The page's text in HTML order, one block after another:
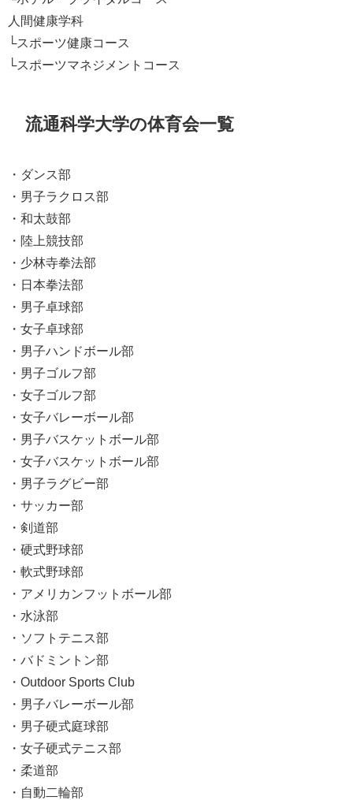
人間健康学科
└スポーツ健康コース
└スポーツマネジメントコース
流通科学大学の体育会一覧
・ダンス部
・男子ラクロス部
・和太鼓部
・陸上競技部
・少林寺拳法部
・日本拳法部
・男子卓球部
・女子卓球部
・男子ハンドボール部
・男子ゴルフ部
・女子ゴルフ部
・女子バレーボール部
・男子バスケットボール部
・女子バスケットボール部
・男子ラグビー部
・サッカー部
・剣道部
・硬式野球部
・軟式野球部
・アメリカンフットボール部
・水泳部
・ソフトテニス部
・バドミントン部
・Outdoor Sports Club
・男子バレーボール部
・男子硬式庭球部
・女子硬式テニス部
・柔道部
・自動二輪部